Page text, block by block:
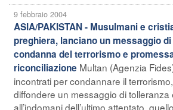
9 febbraio 2004
ASIA/PAKISTAN - Musulmani e
preghiera, lanciano un messaggio
condanna del terrorismo e
riconciliazione Multan (Agenzia
incontrati per condannare il
diffondere un messaggio di tolleranza
all’indomani dell’ultimo attentato,